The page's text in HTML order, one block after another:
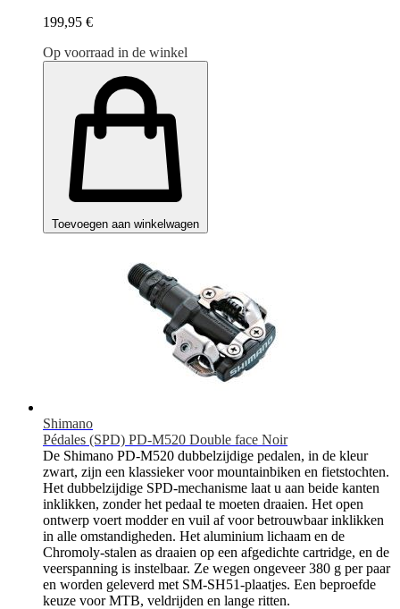
199,95 €
Op voorraad in de winkel
Toevoegen aan winkelwagen
Shimano
Pédales (SPD) PD-M520 Double face Noir
De Shimano PD-M520 dubbelzijdige pedalen, in de kleur
zwart, zijn een klassieker voor mountainbiken en fietstochten.
Het dubbelzijdige SPD-mechanisme laat u aan beide kanten
inklikken, zonder het pedaal te moeten draaien. Het open
ontwerp voert modder en vuil af voor betrouwbaar inklikken
in alle omstandigheden. Het aluminium lichaam en de
Chromoly-stalen as draaien op een afgedichte cartridge, en de
veerspanning is instelbaar. Ze wegen ongeveer 380 g per paar
en worden geleverd met SM-SH51-plaatjes. Een beproefde
keuze voor MTB, veldrijden en lange ritten.